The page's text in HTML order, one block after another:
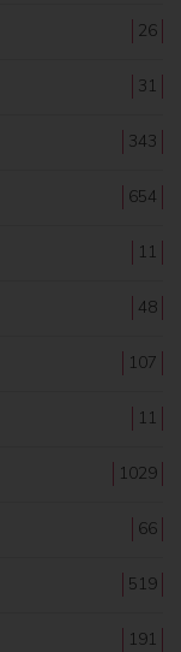
26
31
343
654
11
48
107
11
1029
66
519
191